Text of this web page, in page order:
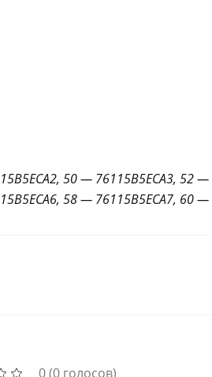
50 — 76115B5ECA3, 52 —
58 — 76115B5ECA7, 60 —
0(0 голосов)